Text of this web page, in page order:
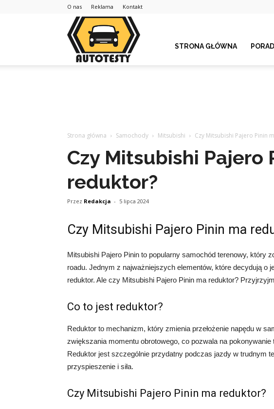
O nas Reklama Kontakt
STRONA GŁÓWNA
Strona główna Samochody Mitsubishi Czy Mitsubishi Pajero Pinin
Czy Mitsubishi Pajero
reduktor?
Przez Redakcja - 5 lipca 2024
Czy Mitsubishi Pajero Pinin ma
Mitsubishi Pajero Pinin to popularny samochód terenowy, który
roadu. Jednym z najważniejszych elementów, które decydują o
reduktor. Ale czy Mitsubishi Pajero Pinin ma reduktor?
Co to jest reduktor?
Reduktor to mechanizm, który zmienia przełożenie napędu w
zwiększania momentu obrotowego, co pozwala na
Reduktor jest szczególnie przydatny podczas jazdy w trudnym
przyspieszenie i siła.
Czy Mitsubishi Pajero Pinin ma reduktor?